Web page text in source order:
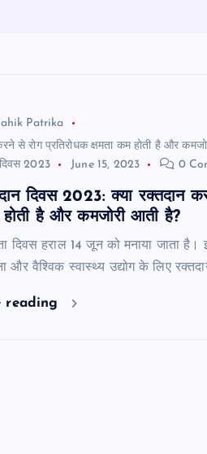
Patrika
से रोग प्रतिरोधक क्षमता कम होती है और
2023
June 15, 2023 0
दिवस 2023: क्या रक्तदान
होती है और कमजोरी आती है?
दिवस हराल 14 जून को मनाया जाता है।
और वैश्विक स्वास्थ्य उद्योग के लिए
reading